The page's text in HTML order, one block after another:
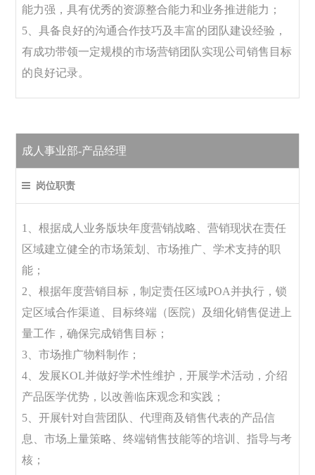
能力强，具有优秀的资源整合能力和业务推进能力；
5、具备良好的沟通合作技巧及丰富的团队建设经验，
有成功带领一定规模的市场营销团队实现公司销售目标
的良好记录。
成人事业部-产品经理
岗位职责
1、根据成人业务版块年度营销战略、营销现状在责任
区域建立健全的市场策划、市场推广、学术支持的职
能；
2、根据年度营销目标，制定责任区域POA并执行，锁
定区域合作渠道、目标终端（医院）及细化销售促进上
量工作，确保完成销售目标；
3、市场推广物料制作；
4、发展KOL并做好学术性维护，开展学术活动，介绍
产品医学优势，以改善临床观念和实践；
5、开展针对自营团队、代理商及销售代表的产品信
息、市场上量策略、终端销售技能等的培训、指导与考
核；